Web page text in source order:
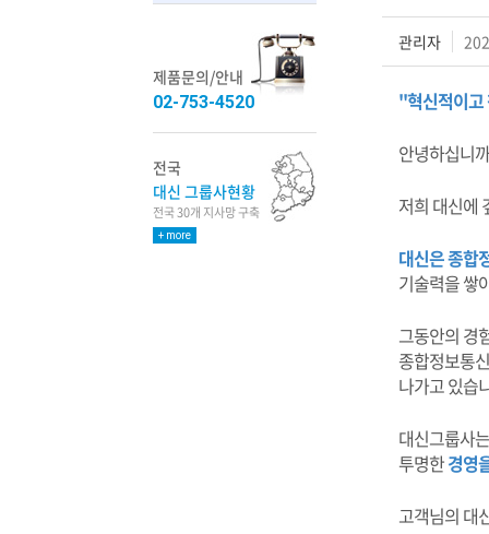
제품문의/안내
02-753-4520
전국
대신 그룹사현황
전국 30개 지사망 구축
+ more
관리자
"혁신적이고
안녕하십니
저희 대신에
대신은 종합
기술력을 쌓
그동안의 경
종합정보통
나가고 있습
대신그룹사
투명한경영
고객님의 대